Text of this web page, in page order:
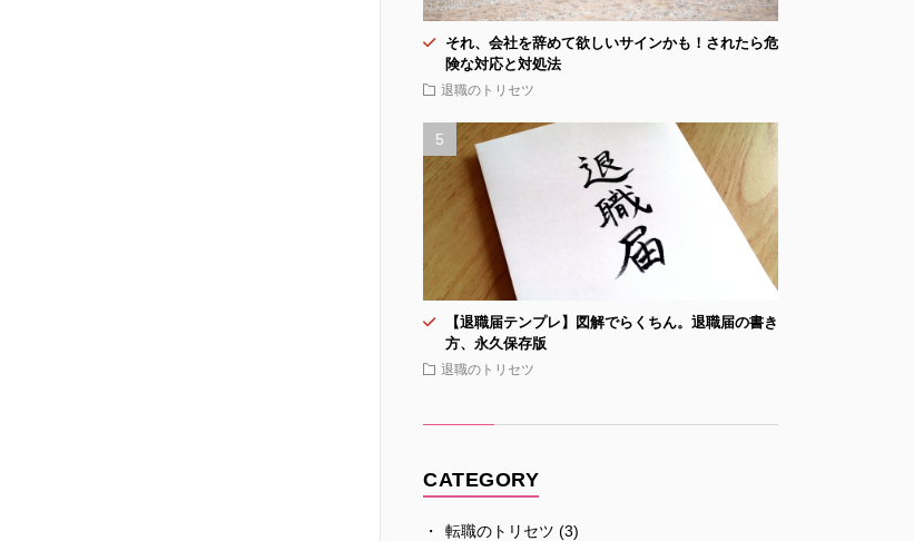
それ、会社を辞めて欲しいサインかも！されたら危
険な対応と対処法
退職のトリセツ
【退職届テンプレ】図解でらくちん。退職届の書き
方、永久保存版
退職のトリセツ
CATEGORY
転職のトリセツ (3)